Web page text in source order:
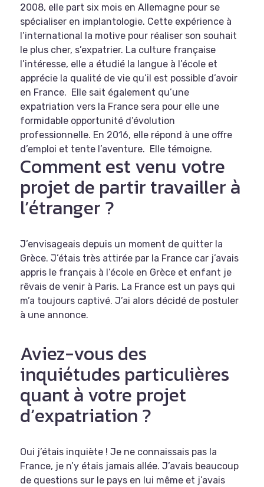
2008, elle part six mois en Allemagne pour se
spécialiser en implantologie. Cette expérience à
l’international la motive pour réaliser son souhait
le plus cher, s’expatrier. La culture française
l’intéresse, elle a étudié la langue à l’école et
apprécie la qualité de vie qu’il est possible d’avoir
en France. Elle sait également qu’une
expatriation vers la France sera pour elle une
formidable opportunité d’évolution
professionnelle. En 2016, elle répond à une offre
d’emploi et tente l’aventure. Elle témoigne.
Comment est venu votre
projet de partir travailler à
l’étranger ?
J’envisageais depuis un moment de quitter la
Grèce. J’étais très attirée par la France car j’avais
appris le français à l’école en Grèce et enfant je
rêvais de venir à Paris. La France est un pays qui
m’a toujours captivé. J’ai alors décidé de postuler
à une annonce.
Aviez-vous des
inquiétudes particulières
quant à votre projet
d’expatriation ?
Oui j’étais inquiète ! Je ne connaissais pas la
France, je n’y étais jamais allée. J’avais beaucoup
de questions sur le pays en lui même et j’avais